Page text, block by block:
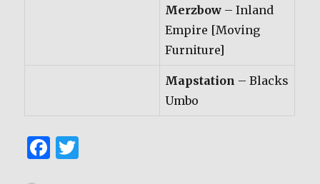
Merzbow – Inland
Empire [Moving
Furniture]
Mapstation – Blacks
Umbo
F